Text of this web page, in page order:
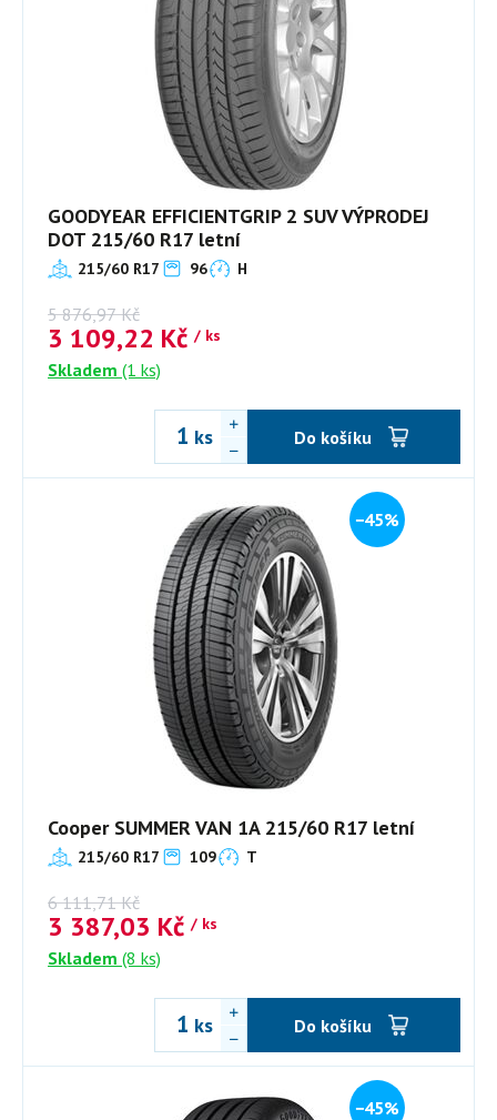
GOODYEAR EFFICIENTGRIP 2 SUV VÝPRODEJ
DOT 215/60 R17 letní
215/60 R17 96 H
5 876,97 Kč
3 109,22 Kč / ks
Skladem (1 ks)
ks Do košíku
−45%
Cooper SUMMER VAN 1A 215/60 R17 letní
215/60 R17 109 T
6 111,71 Kč
3 387,03 Kč / ks
Skladem (8 ks)
ks Do košíku
−45%